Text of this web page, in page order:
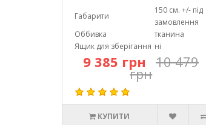
Габарити
150 см. +/- під
замовлення
Оббивка
тканина
Ящик для зберігання ні
9 385 грн 10 479
грн
КУПИТИ